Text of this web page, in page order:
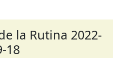
la Rutina 2022-
18